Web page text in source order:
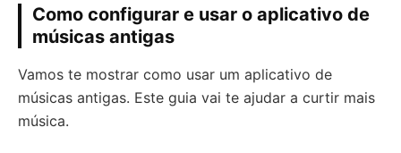
Como configurar e usar o aplicativo de
músicas antigas
Vamos te mostrar como usar um aplicativo de
músicas antigas. Este guia vai te ajudar a curtir mais
música.